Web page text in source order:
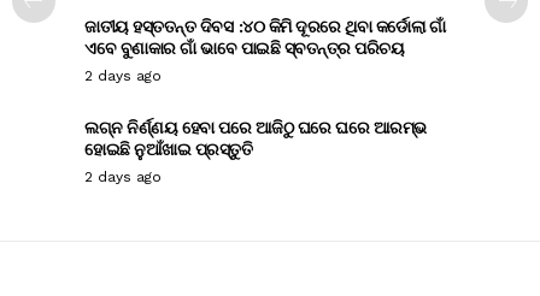
ଜାତୀୟ ହସ୍ତତନ୍ତ ଦିବସ :୪୦ କିମି ଦୂରରେ ଥିବା କର୍ଡୋଲା ଗାଁ
ଏବେ ବୁଣାକାର ଗାଁ ଭାବେ ପାଇଛି ସ୍ବତନ୍ତ୍ର ପରିଚୟ
2 days ago
ଲଗ୍ନ ନିର୍ଣ୍ଣୟ ହେବା ପରେ ଆଜିଠୁ ଘରେ ଘରେ ଆରମ୍ଭ
ହୋଇଛି ନୁଆଁଖାଇ ପ୍ରସ୍ତୁତି
2 days ago